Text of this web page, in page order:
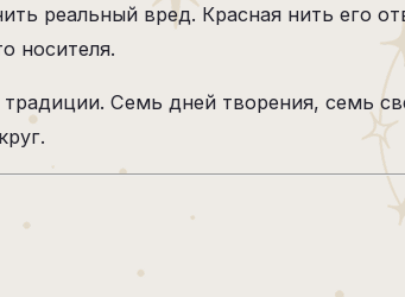
реальный вред. Красная нить его
носителя.
Семь дней творения, семь